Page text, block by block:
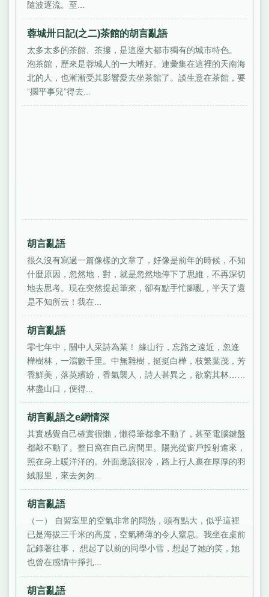
隨波逐流。至...
蓉城卅日記(之二)茶館的胡言亂語
太多太多的茶館、茶摟，是這座大都市獨有的城市特色。
泡茶館，歷來是蓉城人的一大嗜好。連彙集在這裡的天南海
北的人，也漸漸受其影響愛去坐茶館了。談生意在茶館，要
“擱平事兒”得去...
胡言亂語
很久沒有寫過一篇像樣的文章了，好像是前年的時候，不知
什麼原因，忽然地，對，就是忽然地停下了思維，不再深切
地去思考。現在突然提起筆來，卻有點手忙腳亂，半天了還
是不知所云！我在...
胡言亂語
零七年中，關中人采詩為業！ 緣山行，忘路之遠近，忽逢
樺樹林，一瀉數千里。中無雜樹，挺挺白樺，枝繁葉茂，芳
香鮮美，落英繽紛，香氣襲人，詩人甚異之，欲窮其林……
林盡山口，便得...
胡言亂語之e網情深
其實感覺自己確實很懶，懶得筆都拿不動了，甚至電腦鍵盤
都敲不動了。整日窩在自己房間里。陽光從窗戶投射進來，
照在身上暖洋洋的。外面應該很冷，路上行人裹在厚厚的羽
絨服里，來去匆匆...
胡言亂語
（一） 自習室里的空氣非常的悶熱，頭有點大，似乎這裡
已是海拔三千米的高度，空氣稀薄的令人窒息。我坐在桌前
記錄著往事， 想起了以前的同學小雪，想起了她的笑，她
也曾在感情中掙扎...
胡言亂語